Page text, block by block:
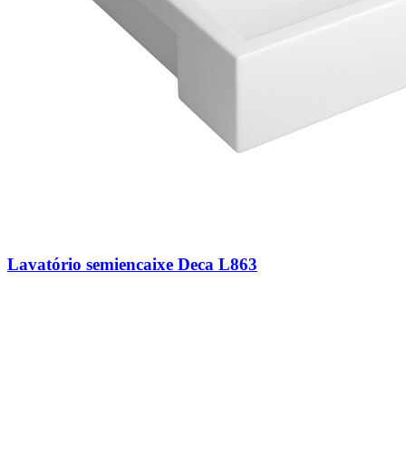
Lavatório semiencaixe Deca L863